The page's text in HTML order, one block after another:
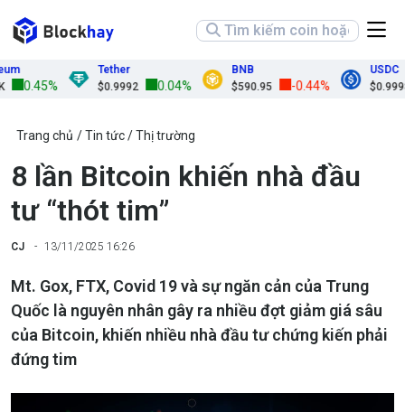
Tether
$0.9992
0.04%
BNB
$590.95
-0.44%
USDC
$0.9998
Trang chủ Tin tức Thị trường
8 lần Bitcoin khiến nhà đầu
tư “thót tim”
CJ 13/11/2025 16:26
Mt. Gox, FTX, Covid 19 và sự ngăn cản của Trung
Quốc là nguyên nhân gây ra nhiều đợt giảm giá sâu
của Bitcoin, khiến nhiều nhà đầu tư chứng kiến phải
đứng tim